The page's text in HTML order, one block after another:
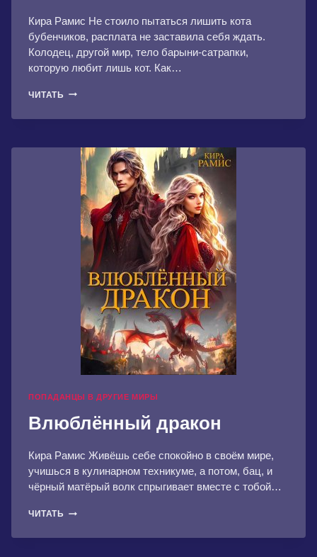
Кира Рамис Не стоило пытаться лишить кота
бубенчиков, расплата не заставила себя ждать.
Колодец, другой мир, тело барыни-сатрапки,
которую любит лишь кот. Как…
ЧИТАТЬ ХОЗЯЙКА
С
ПОПАДАНЦЫ В ДРУГИЕ МИРЫ
Влюблённый дракон
Кира Рамис Живёшь себе спокойно в своём мире,
учишься в кулинарном техникуме, а потом, бац, и
чёрный матёрый волк спрыгивает вместе с тобой…
ЧИТАТЬ ВЛЮБЛЁННЫЙ